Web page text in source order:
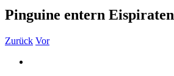
Pinguine entern Eispiraten
Zurück Vor